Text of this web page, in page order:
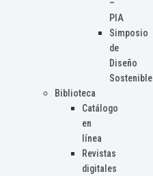
–
PIA
Simposio
de
Diseño
Sostenible
Biblioteca
Catálogo
en
línea
Revistas
digitales